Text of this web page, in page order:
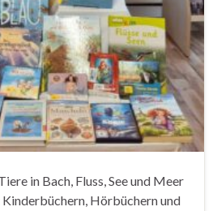
in Bach, Fluss, See und Meer
Hörbüchern und